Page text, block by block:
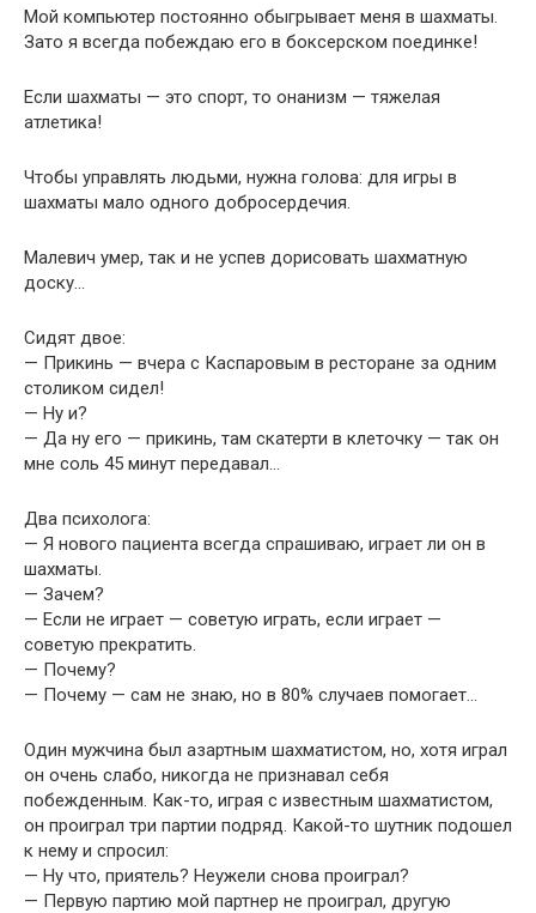
Мой компьютер постоянно обыгрывает меня в шахматы.
Зато я всегда побеждаю его в боксерском поединке!
Если шахматы — это спорт, то онанизм — тяжелая
атлетика!
Чтобы управлять людьми, нужна голова: для игры в
шахматы мало одного добросердечия.
Малевич умер, так и не успев дорисовать шахматную
доску…
Сидят двое:
— Прикинь — вчера с Каспаровым в ресторане за одним
столиком сидел!
— Ну и?
— Да ну его — прикинь, там скатерти в клеточку — так он
мне соль 45 минут передавал…
Два психолога:
— Я нового пациента всегда спрашиваю, играет ли он в
шахматы.
— Зачем?
— Если не играет — советую играть, если играет —
советую прекратить.
— Почему?
— Почему — сам не знаю, но в 80% случаев помогает…
Один мужчина был азартным шахматистом, но, хотя играл
он очень слабо, никогда не признавал себя
побежденным. Как-то, играя с известным шахматистом,
он проиграл три партии подряд. Какой-то шутник подошел
к нему и спросил:
— Ну что, приятель? Неужели снова проиграл?
— Первую партию мой партнер не проиграл, другую